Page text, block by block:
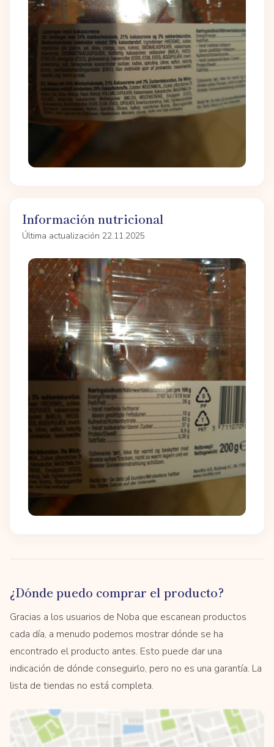
Información nutricional
Última actualización 22.11.2025
¿Dónde puedo comprar el producto?
Gracias a los usuarios de Noba que escanean productos
cada día, a menudo podemos mostrar dónde se ha
encontrado el producto antes. Esto puede dar una
indicación de dónde conseguirlo, pero no es una garantía. La
lista de tiendas no está completa.